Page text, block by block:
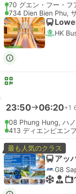
70 グエン・フー・フ
734 Dien Bien Phu,
HK
23:50 06:20+1
08 Phung Hung, ハ
413 ディエンビエン
最も人気のクラス
アッ
G8